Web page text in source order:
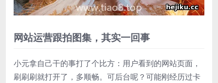
网站运营跟拍图集，其实一回事
小元拿自己干的事打了个比方：用户看到的网站页面，
刷刷刷就打开了，多顺畅。可后台呢？可能刚经历过卡